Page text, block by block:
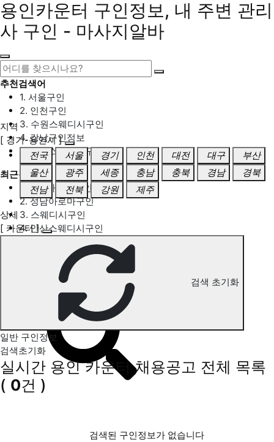
용인카운터 구인정보, 내 주변 관리
사 구인 - 마사지알바
추천검색어
1. 서울구인
2. 인천구인
3. 수원스웨디시구인
4. 강남구인정보
5. 동탄스웨디시구인
최근검색어
1. 일산마사지구인
2. 성남아로마구인
3. 스웨디시구인
4. 안산스웨디시구인
용인 카운터 구인정보
지역
[ 경기-용인시 ]
전국
서울 경기 인천 대전 대구
부산
울산
광주 세종 충남 충북 경남
경북
전남
전북 강원 제주
상세
[ 카운터 ]
검색 초기화
일반 구인정보
검색초기화
실시간 용인 카운터 채용공고 전체 목록
( 0건 )
검색된 구인정보가 없습니다